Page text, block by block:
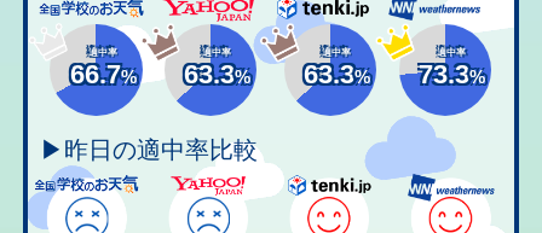
適中率
66.7%
適中率
63.3%
適中率
63.3%
適中率
73.3%
▶昨日の適中率比較